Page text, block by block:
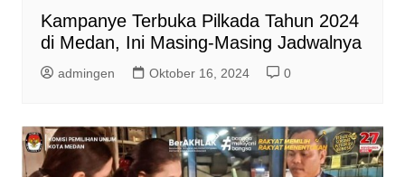
Kampanye Terbuka Pilkada Tahun 2024
di Medan, Ini Masing-Masing Jadwalnya
admingen Oktober 16, 2024 0